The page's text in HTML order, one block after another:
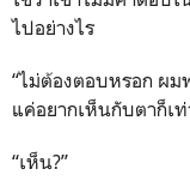
ไปอย่างไร
“ไม่ต้องตอบหรอก ผม
แค่อยากเห็นกับตาก็เ
“เห็น?”